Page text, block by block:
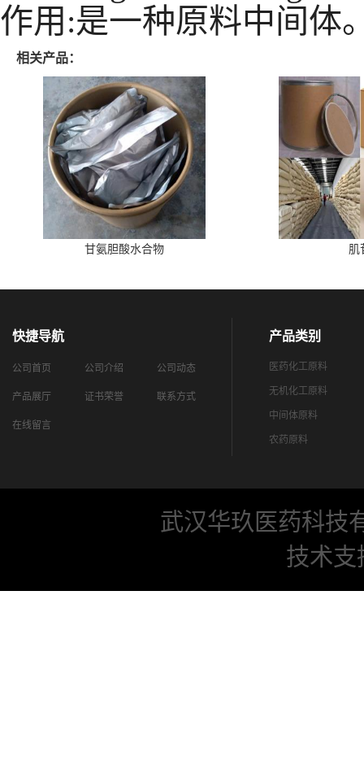
作用:是一种原料中间体
相关产品：
甘氨胆酸水合物 肌
快捷导航
公司首页 公司介绍 公司动态
产品展厅 证书荣誉 联系方式
在线留言
产品类别
医药化工原料
无机化工原料
中间体原料
农药原料
武汉华玖医药科技
技术